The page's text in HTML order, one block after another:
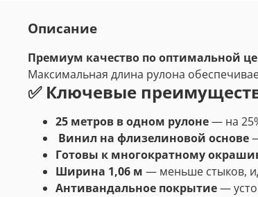
Описание
Премиум качество по оптимальной
Максимальная длина рулона
✅ Ключевые
25 метров в одном рулоне— на
Винил на флизелиновой основе
Готовы к многократному
Ширина 1,06 м — меньше стыков,
Антивандальное покрытие—